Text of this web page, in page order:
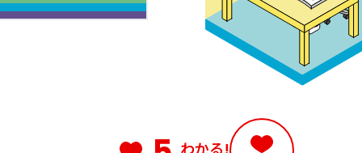
わかる!